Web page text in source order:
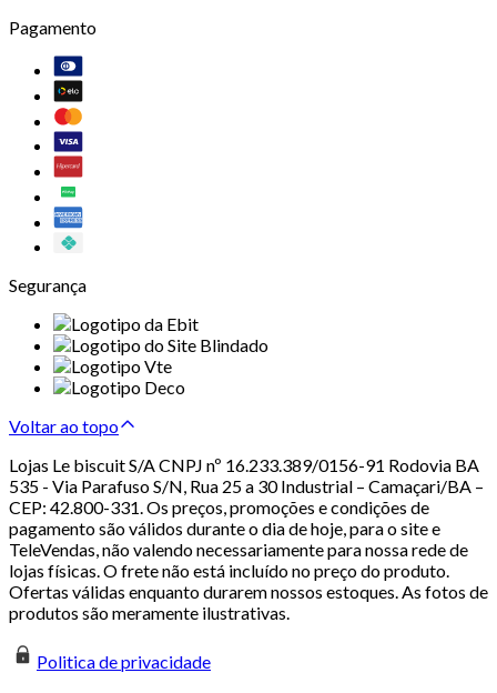
Pagamento
Segurança
Voltar ao topo
Lojas Le biscuit S/A CNPJ nº 16.233.389/0156-91 Rodovia BA
535 - Via Parafuso S/N, Rua 25 a 30 Industrial – Camaçari/BA –
CEP: 42.800-331. Os preços, promoções e condições de
pagamento são válidos durante o dia de hoje, para o site e
TeleVendas, não valendo necessariamente para nossa rede de
lojas físicas. O frete não está incluído no preço do produto.
Ofertas válidas enquanto durarem nossos estoques. As fotos de
produtos são meramente ilustrativas.
Politica de privacidade